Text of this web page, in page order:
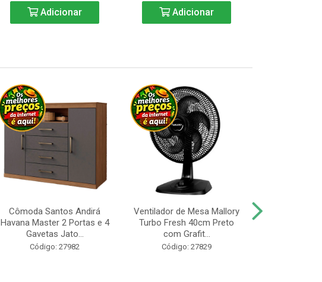
Adicionar Adicionar
Cômoda Santos Andirá
Havana Master 2 Portas e 4
Gavetas Jato...
Código: 27982
Ventilador de Mesa Mallory
Turbo Fresh 40cm Preto
com Grafit...
Código: 27829